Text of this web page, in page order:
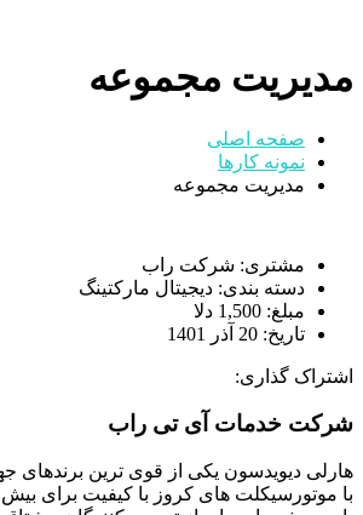
مدیریت مجموعه
صفحه اصلی
نمونه کارها
مدیریت مجموعه
مشتری: شرکت راب
دسته بندی: دیجیتال مارکتینگ
مبلغ: 1,500 دلا
تاریخ: 20 آذر 1401
اشتراک گذاری:
شرکت خدمات آی تی راب
هارلی دیویدسون یکی از قوی ترین برندهای
با موتورسیکلت های کروز با کیفیت برای